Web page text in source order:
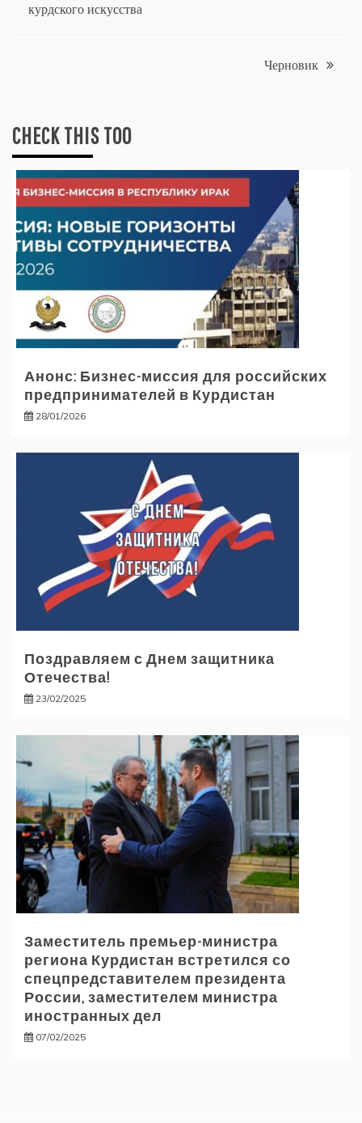
по
курдского искусства
Черновик
CHECK THIS TOO
Анонс: Бизнес-миссия для российских
предпринимателей в Курдистан
28/01/2026
Поздравляем с Днем защитника
Отечества!
23/02/2025
Заместитель премьер-министра
региона Курдистан встретился со
спецпредставителем президента
России, заместителем министра
иностранных дел
07/02/2025